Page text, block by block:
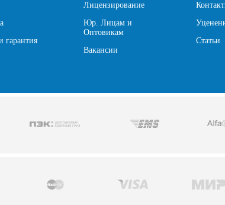
гарантия
Лицензирование
Юр. Лицам и
Оптовикам
Вакансии
Статьи